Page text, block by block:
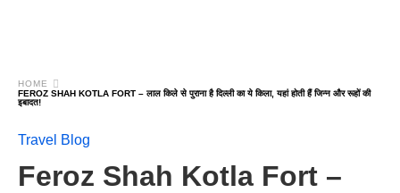
HOME
FEROZ SHAH KOTLA FORT – लाल किले से पुराना है दिल्ली का ये किला, यहां होती हैं जिन्न और रूहों की
इबादत!
Travel Blog
Feroz Shah Kotla Fort –